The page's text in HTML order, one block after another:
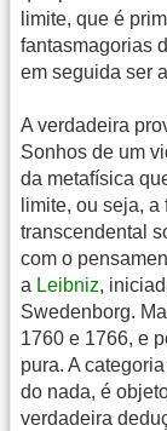
limite, que é
fantasmagorias
em seguida ser
A verdadeira
Sonhos de um
da metafísica
limite, ou seja,
transcendental
com o
a Leibniz,
Swedenborg.
1760 e 1766, e
pura. A
do nada, é
verdadeira